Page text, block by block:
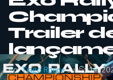
Trailer
PorTiago Roque·Junho 11,